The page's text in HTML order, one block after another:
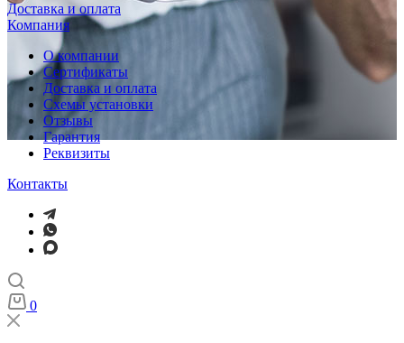
Доставка и оплата
Компания
О компании
Сертификаты
Доставка и оплата
Схемы установки
Отзывы
Гарантия
Реквизиты
Контакты
0